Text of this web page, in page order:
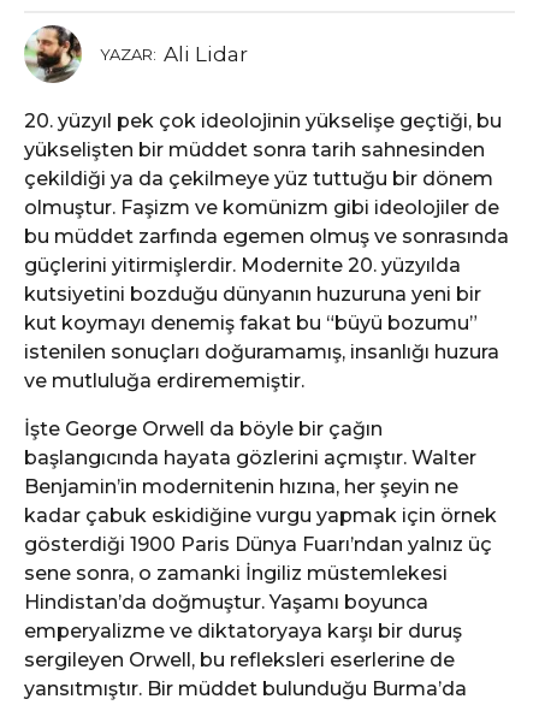
l
ö
c
e
YAZAR: Ali Lidar
20. yüzyıl pek çok ideolojinin yükselişe geçtiği, bu
yükselişten bir müddet sonra tarih sahnesinden
çekildiği ya da çekilmeye yüz tuttuğu bir dönem
olmuştur. Faşizm ve komünizm gibi ideolojiler de
bu müddet zarfında egemen olmuş ve sonrasında
güçlerini yitirmişlerdir. Modernite 20. yüzyılda
kutsiyetini bozduğu dünyanın huzuruna yeni bir
kut koymayı denemiş fakat bu “büyü bozumu”
istenilen sonuçları doğuramamış, insanlığı huzura
ve mutluluğa erdirememiştir.
İşte George Orwell da böyle bir çağın
başlangıcında hayata gözlerini açmıştır. Walter
Benjamin’in modernitenin hızına, her şeyin ne
kadar çabuk eskidiğine vurgu yapmak için örnek
gösterdiği 1900 Paris Dünya Fuarı’ndan yalnız üç
sene sonra, o zamanki İngiliz müstemlekesi
Hindistan’da doğmuştur. Yaşamı boyunca
emperyalizme ve diktatoryaya karşı bir duruş
sergileyen Orwell, bu refleksleri eserlerine de
yansıtmıştır. Bir müddet bulunduğu Burma’da